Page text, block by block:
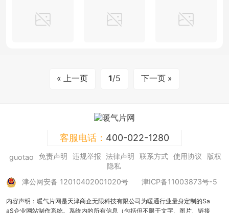
« 上一页 1/5 下一页 »
客服电话： 400-022-1280
guotao 免责声明 违规举报 法律声明 联系方式 使用协议
版权
隐私
津公网安备 12010402001020号
津ICP备11003873号-5
内容声明：暖气片网是天津商企无限科技有限公司为暖通行业量身定制的Sa
aS企业网站制作系统。系统内的所有信息（包括但不限于文字、图片、链接